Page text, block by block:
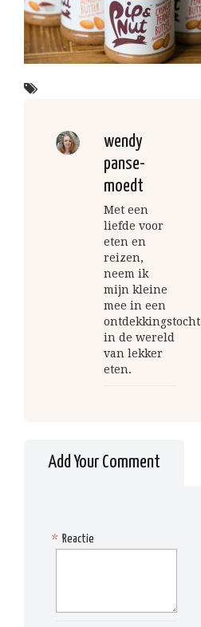
wendy
panse-
moedt
Met een
liefde voor
eten en
reizen,
neem ik
mijn kleine
mee in een
ontdekkingstocht
in de wereld
van lekker
eten.
Add Your Comment
Reactie
*